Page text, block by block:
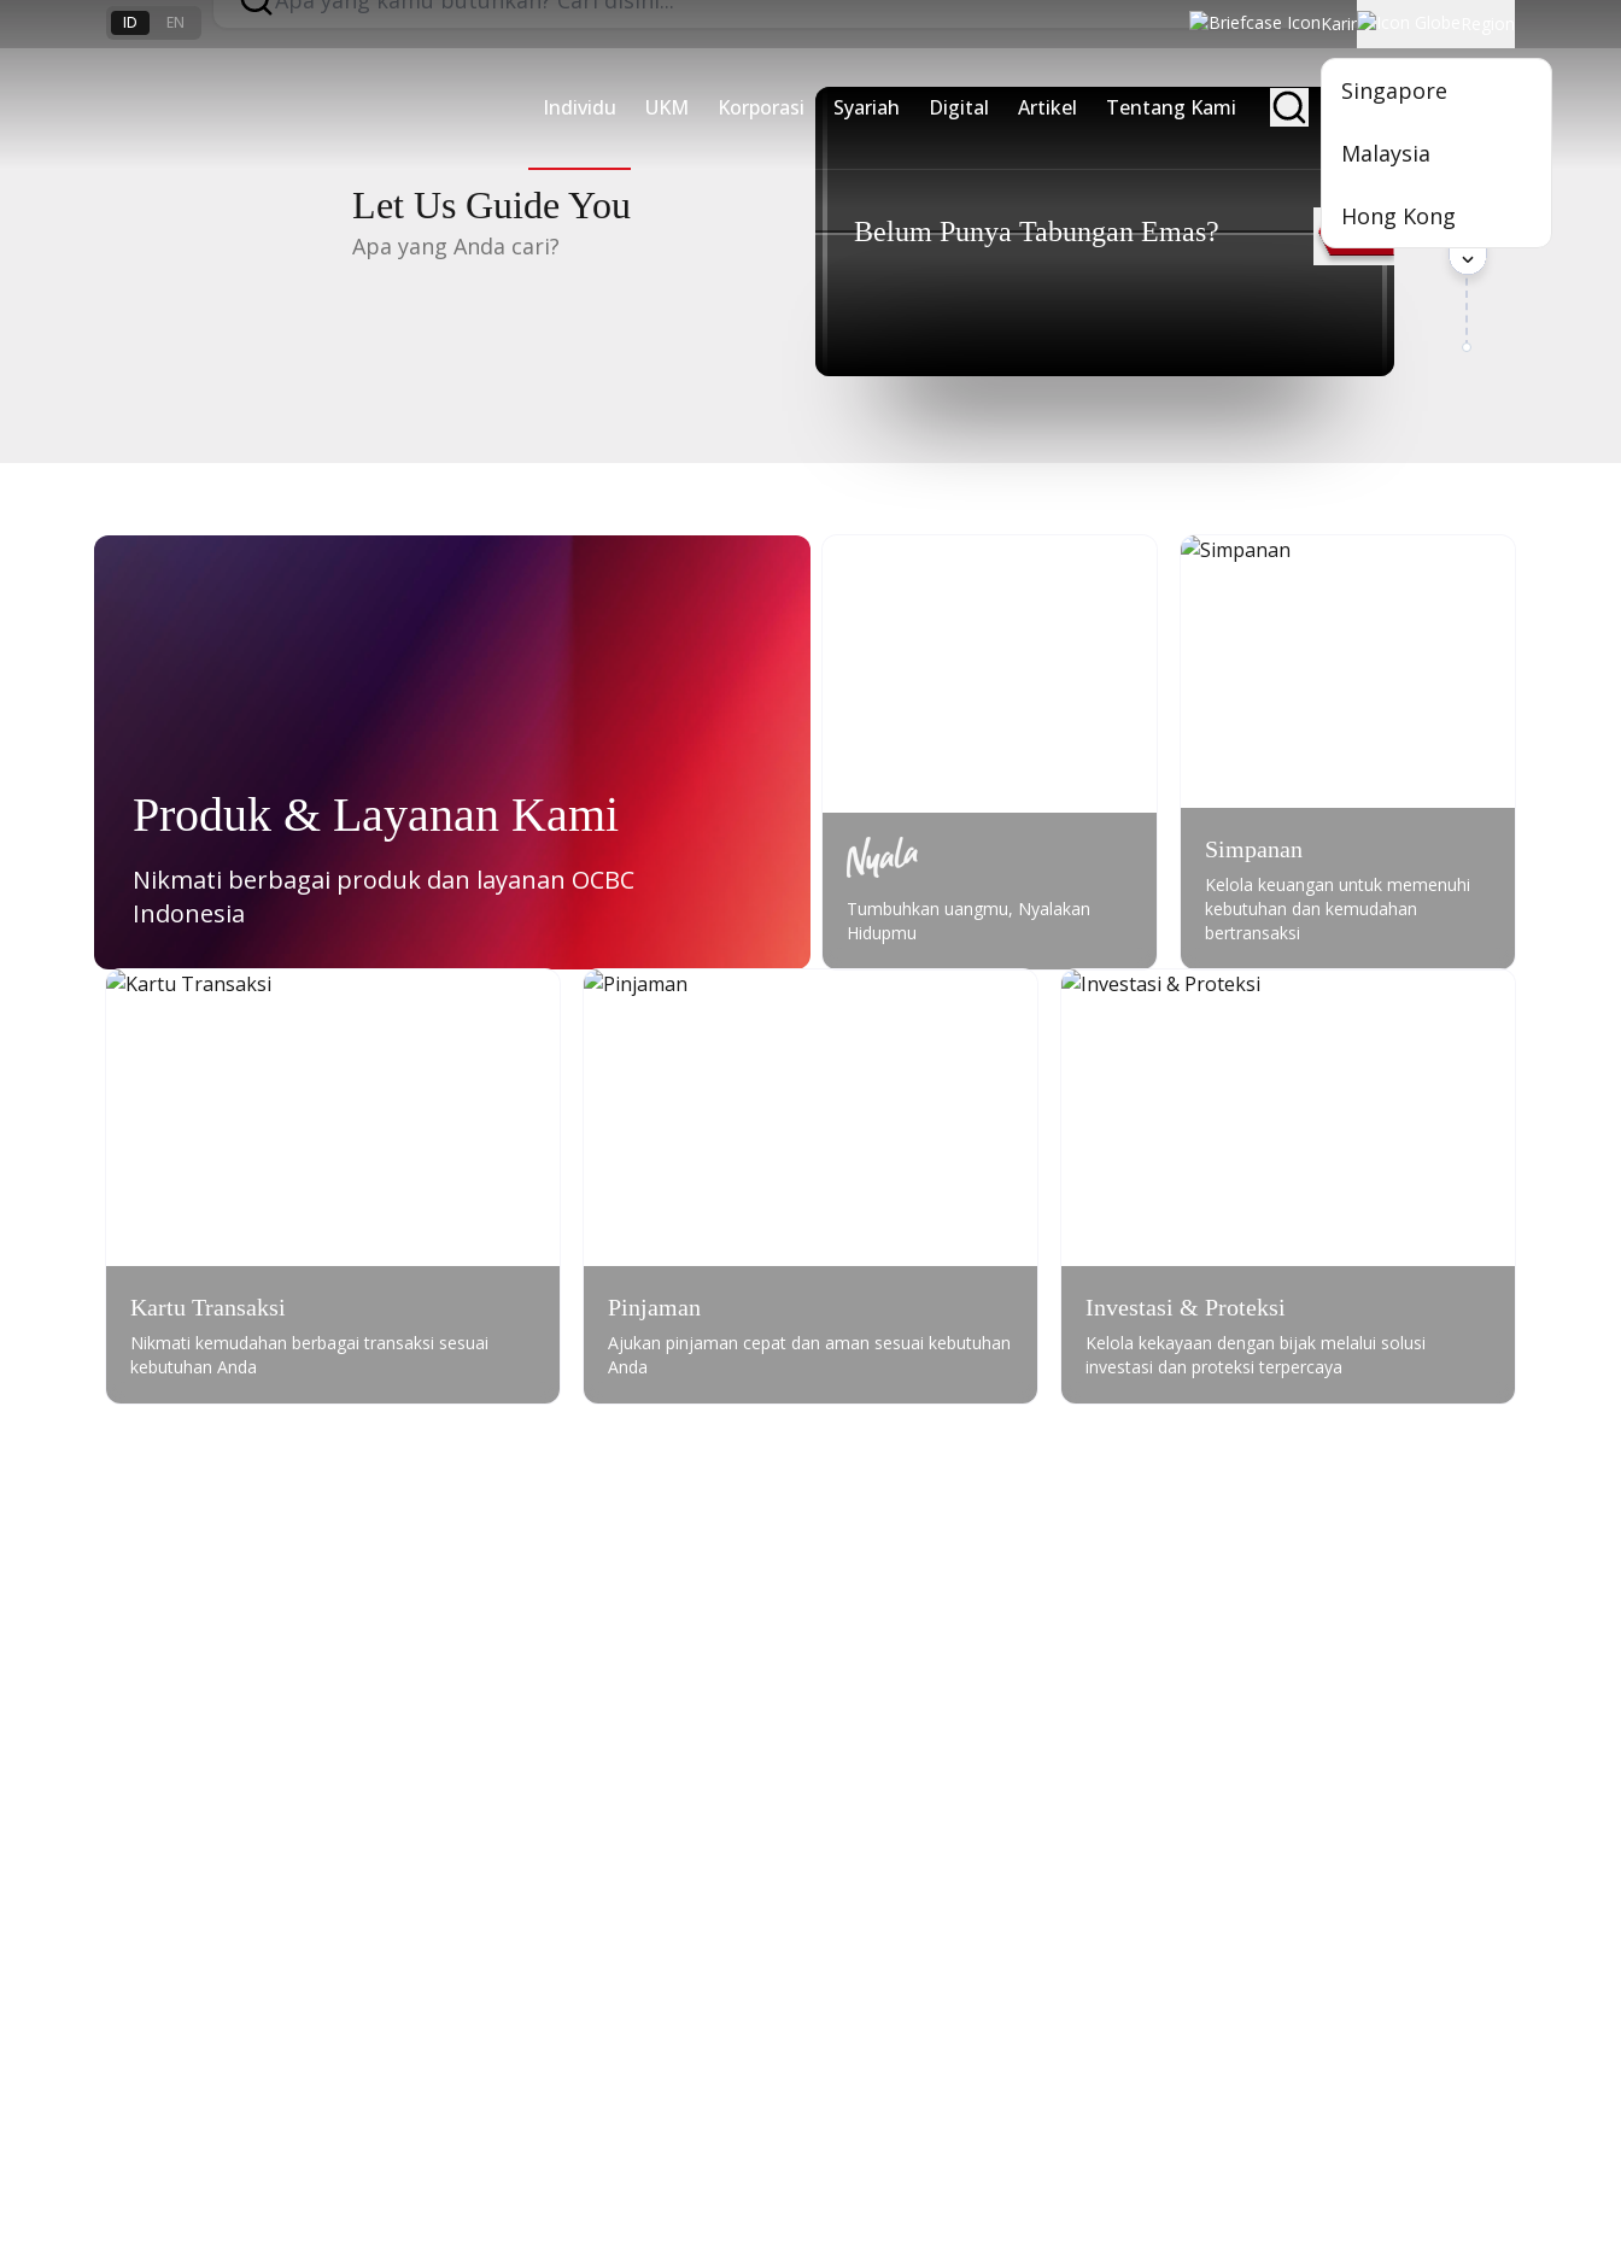
ID EN Karir
Singapore
Malaysia
Hong Kong
Individu UKM Korporasi Syariah Digital Artikel Tentang Kami Jadi Nasabah
Let Us Guide You
Apa yang Anda cari? Belum Punya Tabungan Emas? Kartu Sultan Untuk
Klik dan seret
Produk & Layanan Kami
Nikmati berbagai produk dan layanan OCBC
Indonesia
Tumbuhkan uangmu, Nyalakan
Hidupmu
Simpanan
Kelola keuangan untuk memenuhi
kebutuhan dan kemudahan
bertransaksi
Kartu Transaksi
Nikmati kemudahan berbagai transaksi sesuai
kebutuhan Anda
Pinjaman
Ajukan pinjaman cepat dan aman sesuai kebutuhan
Anda
Investasi & Proteksi
Kelola kekayaan dengan bijak melalui solusi
investasi dan proteksi terpercaya